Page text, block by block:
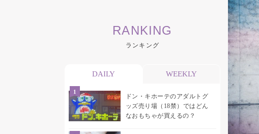
トレンド ワードRANKING
ランキング
DAILY WEEKLY
ドン・キホーテのアダルトグ
ッズ売り場（18禁）ではどん
なおもちゃが買えるの？